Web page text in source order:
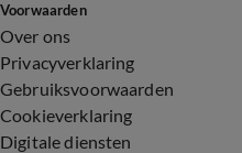
Voorwaarden
Over ons
Privacyverklaring
Gebruiksvoorwaarden
Cookieverklaring
Digitale diensten